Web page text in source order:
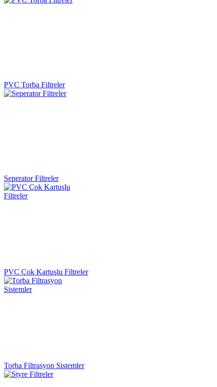
PVC Torba Filtreler
Seperator Filtreler
PVC Çok Kartuşlu Filtreler
Torba Filtrasyon Sistemler